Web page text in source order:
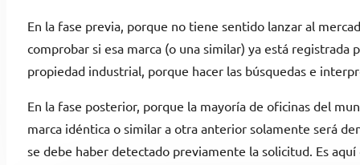
En la fase previa, porque no tiene sentido lanzar al
comprobar si esa marca (o una similar) ya está
propiedad industrial, porque hacer las búsquedas e
En la fase posterior, porque la mayoría de oficinas del
marca idéntica o similar a otra anterior solamente será
se debe haber detectado previamente la solicitud. Es